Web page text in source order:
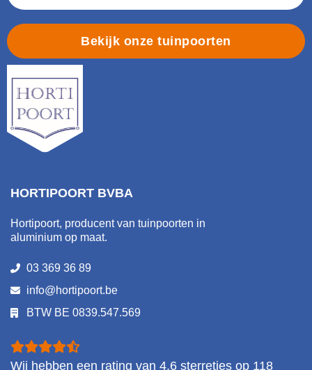
Bekijk onze tuinpoorten
HORTIPOORT BVBA
Hortipoort, producent van tuinpoorten in
aluminium op maat.
03 369 36 89
info@hortipoort.be
BTW BE 0839.547.569
Wij hebben een rating van 4,6 sterretjes op 118